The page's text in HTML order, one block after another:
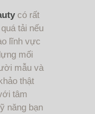
có rất
tải nếu
lĩnh vực
mối
mẫu và
thật
tâm
năng bạn